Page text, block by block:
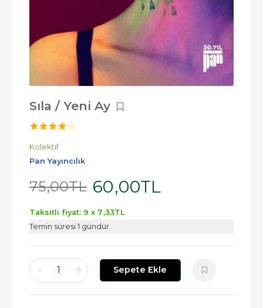
Sıla / Yeni Ay
Kolektif
Pan Yayıncılık
75,00TL 60,00TL
Taksitli fiyat: 9 x 7 ,33TL
Temin süresi 1 gündür.
- 1 + Sepete Ekle